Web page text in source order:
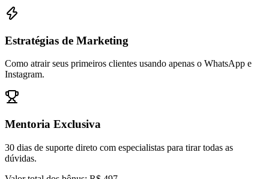
Estratégias de Marketing
Como atrair seus primeiros clientes usando apenas o WhatsApp e
Instagram.
Mentoria Exclusiva
30 dias de suporte direto com especialistas para tirar todas as
dúvidas.